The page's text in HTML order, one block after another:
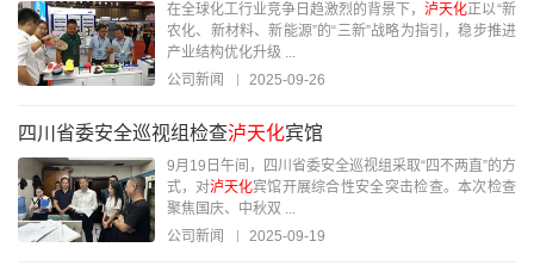
在全球化工行业竞争日趋激烈的背景下， 泸天化正以“新
农化、新材料、新能源”的“三新”战略为指引，稳步推进
产业结构优化升级 ...
公司新闻
2025-09-26
四川省委安全巡视组检查泸天化宾馆
9月19日午间，四川省委安全巡视组采取“四不两直”的方
式，对泸天化宾馆开展综合性安全突击检查。本次检查
聚焦国庆、中秋双 ...
公司新闻
2025-09-19